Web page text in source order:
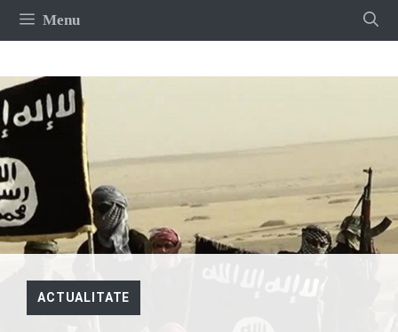
Sari
Menu
ACTUALITATE